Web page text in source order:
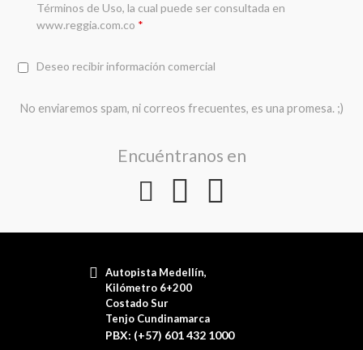
Términos de Uso, la cual puede ser consultada en
www.reggia.com.co *
Deseo recibir información comercial
No enviaremos spam, ni correos frecuentes, es una promesa. ;)
Encuéntranos en
Autopista Medellín,
Kilómetro 6+200
Costado Sur
Tenjo Cundinamarca
PBX: (+57) 601 432 1000